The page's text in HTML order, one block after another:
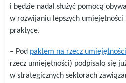
i będzie nadal służyć pomocą
w rozwijaniu lepszych umiejętności
praktyce.
– Pod paktem na rzecz umiejętności
rzecz umiejętności) podpisało się
w strategicznych sektorach